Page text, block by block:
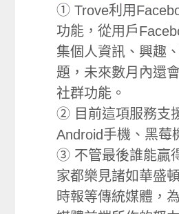
① Trove利用
功能，從用戶
集個人資訊、興趣
題，未來數月內還
社群功能。
② 目前這項服務支
Android手機、黑莓
③ 不管最後誰能贏
家都樂見諸如華盛
時報等傳統媒體，